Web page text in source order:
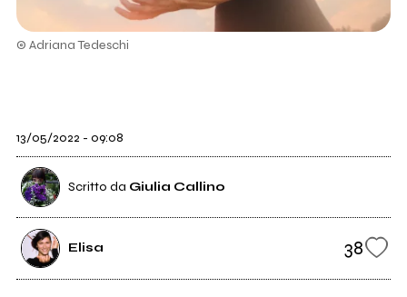
© Adriana Tedeschi
13/05/2022 - 09:08
Scritto da Giulia Callino
Elisa 38